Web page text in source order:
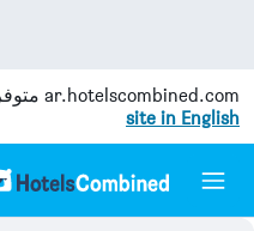
ar.hotelscombined.com
site in English